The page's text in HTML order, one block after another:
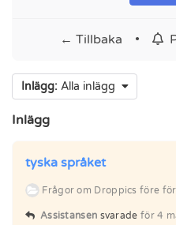
← Tillbaka •
Inlägg: Alla inlägg
Inlägg
tyska språket
Frågor om Droppics före
Assistansen svarade för 4